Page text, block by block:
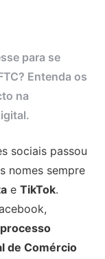
para se
Entenda os
na
sociais passou
nomes sempre
e TikTok.
processo
de Comércio